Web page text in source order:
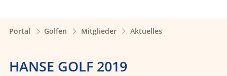
Portal Golfen Mitglieder Aktuelles
HANSE GOLF 2019